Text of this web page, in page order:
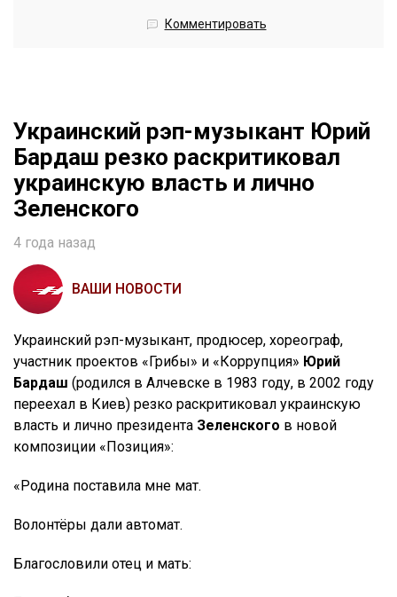
Комментировать
Украинский рэп-музыкант Юрий
Бардаш резко раскритиковал
украинскую власть и лично
Зеленского
4 года назад
ВАШИ НОВОСТИ
Украинский рэп-музыкант, продюсер, хореограф,
участник проектов «Грибы» и «Коррупция» Юрий
Бардаш (родился в Алчевске в 1983 году, в 2002 году
переехал в Киев) резко раскритиковал украинскую
власть и лично президента Зеленского в новой
композиции «Позиция»:
«Родина поставила мне мат.
Волонтёры дали автомат.
Благословили отец и мать: